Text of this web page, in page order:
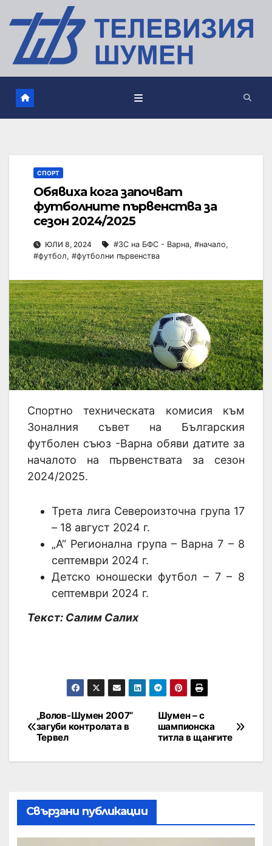
СПОРТ
Обявиха кога започват
футболните първенства за
сезон 2024/2025
ЮЛИ 8, 2024 #ЗС на БФС - Варна, #начало,
#футбол, #футболни първенства
Спортно техническата комисия към
Зоналния съвет на Българския
футболен съюз -Варна обяви датите за
началото на първенствата за сезон
2024/2025.
Трета лига Североизточна група 17
– 18 август 2024 г.
„А“ Регионална група – Варна 7 – 8
септември 2024 г.
Детско юношески футбол – 7 – 8
септември 2024 г.
Текст: Салим Салих
Шумен – с
шампионска
титла в щангите
„Волов-Шумен 2007“
загуби контролата в
Тервел
Свързани публикации